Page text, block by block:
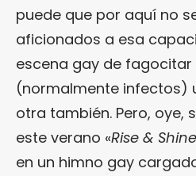
puede que por aquí no
aficionados a esa
escena gay de fagocitar
(normalmente infectos)
otra también. Pero, oye,
este verano «Rise & Shine
en un himno gay